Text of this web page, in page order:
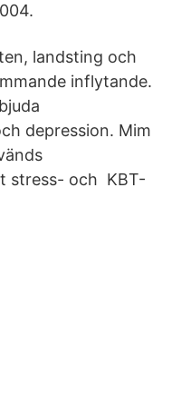
landsting och
inflytande.
depression. Mim
stress- och KBT-